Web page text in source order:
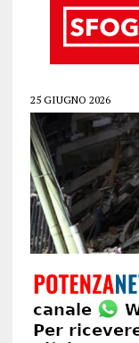
25 GIUGNO 2026